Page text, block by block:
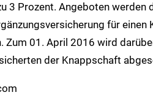
3 Prozent. Angeboten werden
für einen
Zum 01. April 2016 wird
der Knappschaft